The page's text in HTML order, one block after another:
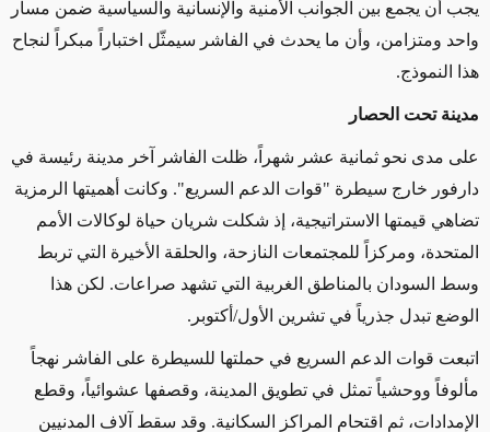
يجب أن يجمع بين الجوانب الأمنية والإنسانية والسياسية ضمن مسار
واحد ومتزامن، وأن ما يحدث في الفاشر سيمثّل اختباراً مبكراً لنجاح
هذا النموذج.
مدينة تحت الحصار
على مدى نحو ثمانية عشر شهراً، ظلت الفاشر آخر مدينة رئيسة في
دارفور خارج سيطرة "قوات الدعم السريع". وكانت أهميتها الرمزية
تضاهي قيمتها الاستراتيجية، إذ شكلت شريان حياة لوكالات الأمم
المتحدة، ومركزاً للمجتمعات النازحة، والحلقة الأخيرة التي تربط
وسط السودان بالمناطق الغربية التي تشهد صراعات. لكن هذا
الوضع تبدل جذرياً في تشرين الأول/أكتوبر.
اتبعت قوات الدعم السريع في حملتها للسيطرة على الفاشر نهجاً
مألوفاً ووحشياً تمثل في تطويق المدينة، وقصفها عشوائياً، وقطع
الإمدادات، ثم اقتحام المراكز السكانية. وقد سقط آلاف المدنيين